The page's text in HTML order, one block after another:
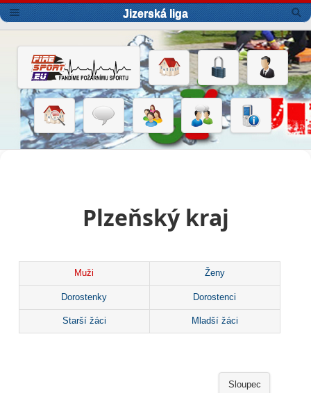
Jizerská liga
Plzeňský kraj
Muži Ženy
Dorostenky Dorostenci
Starší žáci Mladší žáci
Sloupec